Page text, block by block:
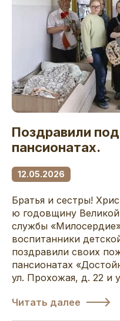
Поздравили
пансионатах.
12.05.2026
Братья и сестры!
ю годовщину
службы
воспитанники
поздравили своих
пансионатах
ул. Прохожая, д. 22 и
Читать далее